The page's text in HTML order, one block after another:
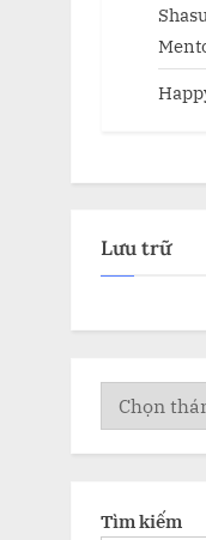
Lưu trữ
Lưu
trữ
Tìm kiếm